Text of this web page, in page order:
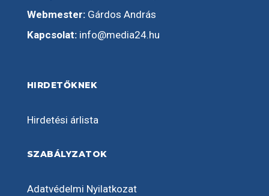
Webmester:Gárdos András
Kapcsolat: info@media24.hu
HIRDETŐKNEK
Hirdetési árlista
SZABÁLYZATOK
Adatvédelmi Nyilatkozat